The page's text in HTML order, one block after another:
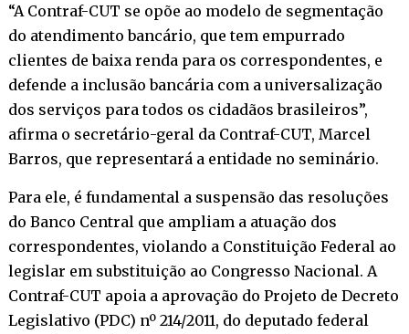
“A Contraf-CUT se opõe ao modelo de segmentação
do atendimento bancário, que tem empurrado
clientes de baixa renda para os correspondentes, e
defende a inclusão bancária com a universalização
dos serviços para todos os cidadãos brasileiros”,
afirma o secretário-geral da Contraf-CUT, Marcel
Barros, que representará a entidade no seminário.
Para ele, é fundamental a suspensão das resoluções
do Banco Central que ampliam a atuação dos
correspondentes, violando a Constituição Federal ao
legislar em substituição ao Congresso Nacional. A
Contraf-CUT apoia a aprovação do Projeto de Decreto
Legislativo (PDC) nº 214/2011, do deputado federal